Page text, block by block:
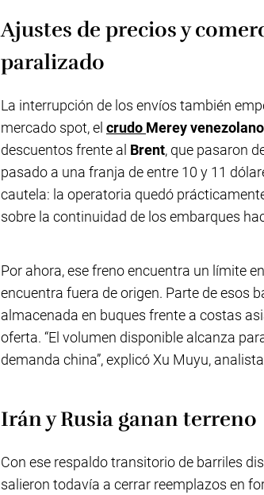
Ajustes de precios y
paralizado
La interrupción de los envíos también
mercado spot, el crudo Merey venezolano
descuentos frente al Brent, que pasaron
pasado a una franja de entre 10 y 11
cautela: la operatoria quedó
sobre la continuidad de los embarques
Por ahora, ese freno encuentra un límite
encuentra fuera de origen. Parte de esos
almacenada en buques frente a costas
oferta. “El volumen disponible alcanza
demanda china”, explicó Xu Muyu,
Irán y Rusia ganan terreno
Con ese respaldo transitorio de barriles
salieron todavía a cerrar reemplazos en